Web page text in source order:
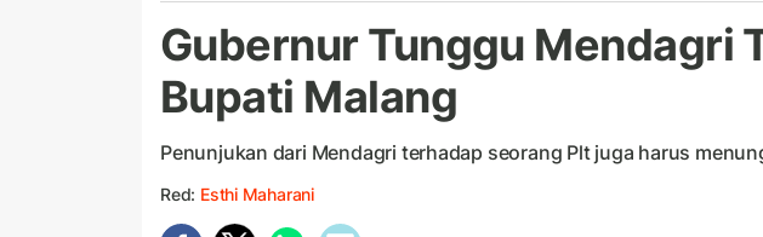
Gubernur Tunggu Mendagri
Bupati Malang
Penunjukan dari Mendagri terhadap seorang Plt juga harus
Red: Esthi Maharani